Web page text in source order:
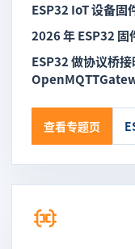
ESP32 IoT 设备固
2026 年 ESP32 固
ESP32 做协议桥
查看专题页